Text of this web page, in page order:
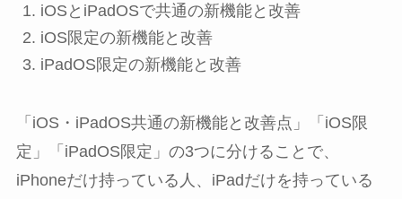
iOSとiPadOSで共通の新機能と改善
iOS限定の新機能と改善
iPadOS限定の新機能と改善
「iOS・iPadOS共通の新機能と改善点」「iOS限
定」「iPadOS限定」の3つに分けることで、
iPhoneだけ持っている人、iPadだけを持っている